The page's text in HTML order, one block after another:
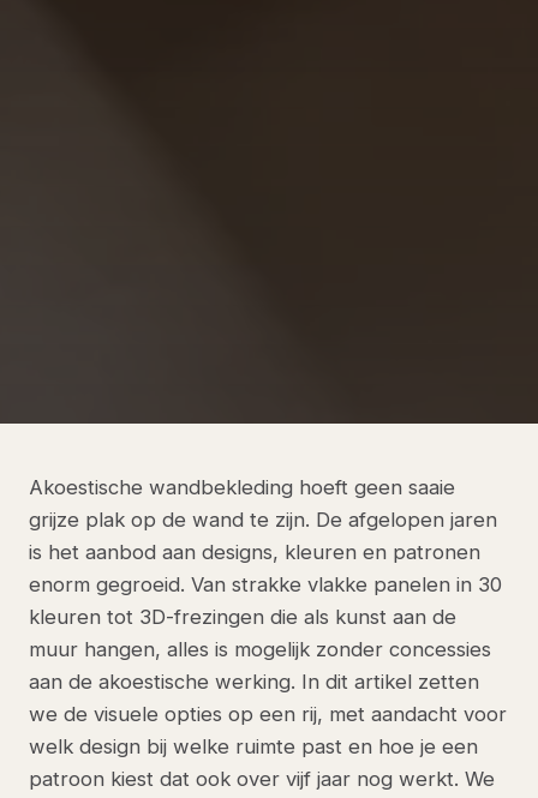
Akoestische wandbekleding hoeft geen saaie
grijze plak op de wand te zijn. De afgelopen jaren
is het aanbod aan designs, kleuren en patronen
enorm gegroeid. Van strakke vlakke panelen in 30
kleuren tot 3D-frezingen die als kunst aan de
muur hangen, alles is mogelijk zonder concessies
aan de akoestische werking. In dit artikel zetten
we de visuele opties op een rij, met aandacht voor
welk design bij welke ruimte past en hoe je een
patroon kiest dat ook over vijf jaar nog werkt. We